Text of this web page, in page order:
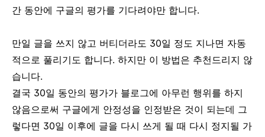
간 동안에 구글의 평가를 기다려야만 합니다.
만일 글을 쓰지 않고 버티더라도 30일 정도 지나면 자동
적으로 풀리기도 합니다. 하지만 이 방법은 추천드리지 않
습니다.
결국 30일 동안의 평가가 블로그에 아무런 행위를 하지
않음으로써 구글에게 안정성을 인정받은 것이 되는데 그
렇다면 30일 이후에 글을 다시 쓰게 될 때 다시 정지될 가